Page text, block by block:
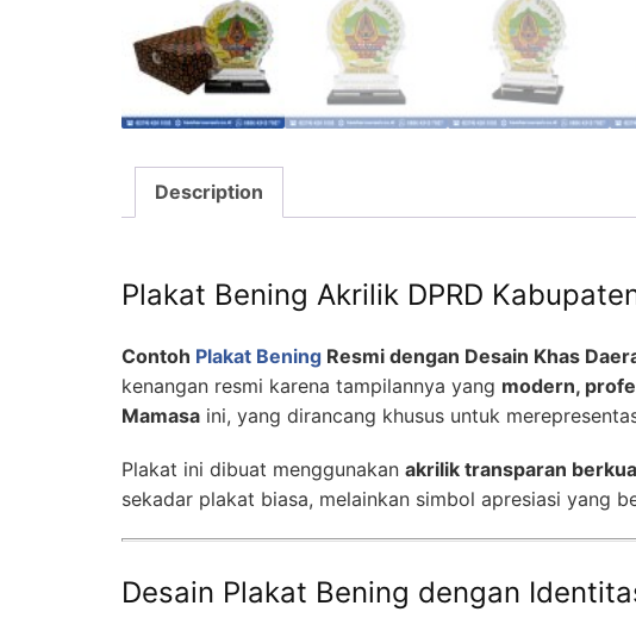
Description
Plakat Bening Akrilik DPRD
Contoh Plakat Bening Resmi dengan Desain Khas
kenangan resmi karena tampilannya yang modern,
Mamasa ini, yang dirancang khusus untuk
Plakat ini dibuat menggunakan akrilik transparan
sekadar plakat biasa, melainkan simbol apresiasi yang
Desain Plakat Bening dengan